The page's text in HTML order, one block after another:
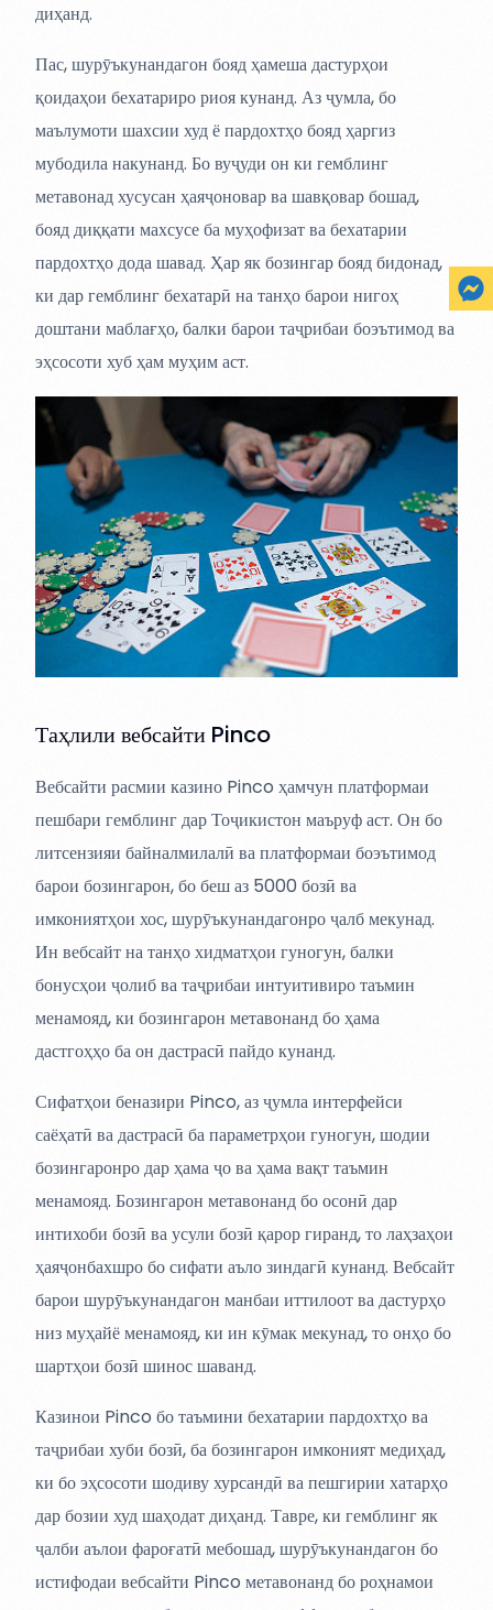
диҳанд.
Пас, шурӯъкунандагон бояд ҳамеша дастурҳои
қоидаҳои бехатариро риоя кунанд. Аз ҷумла, бо
маълумоти шахсии худ ё пардохтҳо бояд ҳаргиз
мубодила накунанд. Бо вуҷуди он ки гемблинг
метавонад хусусан ҳаяҷоновар ва шавқовар бошад,
бояд диққати махсусе ба муҳофизат ва бехатарии
пардохтҳо дода шавад. Ҳар як бозингар бояд бидонад,
ки дар гемблинг бехатарӣ на танҳо барои нигоҳ
доштани маблағҳо, балки барои таҷрибаи боэътимод ва
эҳсосоти хуб ҳам муҳим аст.
Таҳлили вебсайти Pinco
Вебсайти расмии казино Pinco ҳамчун платформаи
пешбари гемблинг дар Тоҷикистон маъруф аст. Он бо
литсензияи байналмилалӣ ва платформаи боэътимод
барои бозингарон, бо беш аз 5000 бозӣ ва
имкониятҳои хос, шурӯъкунандагонро ҷалб мекунад.
Ин вебсайт на танҳо хидматҳои гуногун, балки
бонусҳои ҷолиб ва таҷрибаи интуитивиро таъмин
менамояд, ки бозингарон метавонанд бо ҳама
дастгоҳҳо ба он дастрасӣ пайдо кунанд.
Сифатҳои беназири Pinco, аз ҷумла интерфейси
саёҳатӣ ва дастрасӣ ба параметрҳои гуногун, шодии
бозингаронро дар ҳама ҷо ва ҳама вақт таъмин
менамояд. Бозингарон метавонанд бо осонӣ дар
интихоби бозӣ ва усули бозӣ қарор гиранд, то лаҳзаҳои
ҳаяҷонбахшро бо сифати аъло зиндагӣ кунанд. Вебсайт
барои шурӯъкунандагон манбаи иттилоот ва дастурҳо
низ муҳайё менамояд, ки ин кӯмак мекунад, то онҳо бо
шартҳои бозӣ шинос шаванд.
Казинои Pinco бо таъмини бехатарии пардохтҳо ва
таҷрибаи хуби бозӣ, ба бозингарон имконият медиҳад,
ки бо эҳсосоти шодиву хурсандӣ ва пешгирии хатарҳо
дар бозии худ шаҳодат диҳанд. Тавре, ки гемблинг як
ҷалби аълои фароғатӣ мебошад, шурӯъкунандагон бо
истифодаи вебсайти Pinco метавонанд бо роҳнамои